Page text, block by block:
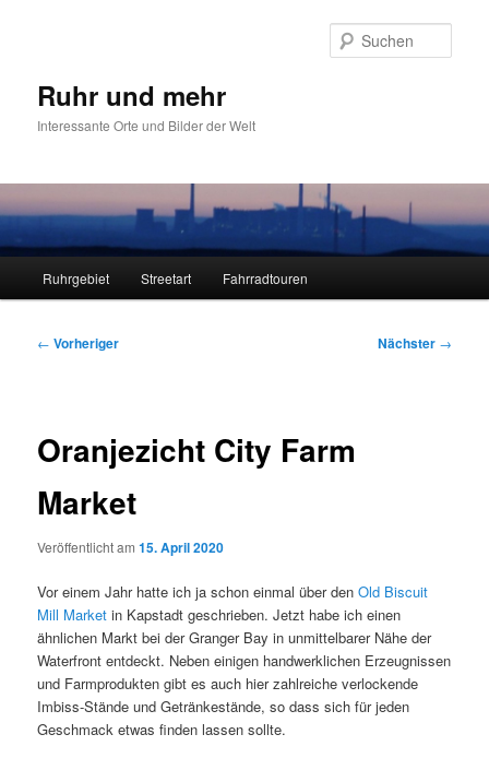
Ruhr und mehr
Interessante Orte und Bilder der Welt
Ruhrgebiet Streetart Fahrradtouren
Beitragsnavigation
← Vorheriger Nächster →
Oranjezicht City Farm
Market
Veröffentlicht am15. April 2020
Vor einem Jahr hatte ich ja schon einmal über denOld Biscuit
Mill Market in Kapstadt geschrieben. Jetzt habe ich einen
ähnlichen Markt bei der Granger Bay in unmittelbarer Nähe der
Waterfront entdeckt. Neben einigen handwerklichen Erzeugnissen
und Farmprodukten gibt es auch hier zahlreiche verlockende
Imbiss-Stände und Getränkestände, so dass sich für jeden
Geschmack etwas finden lassen sollte.